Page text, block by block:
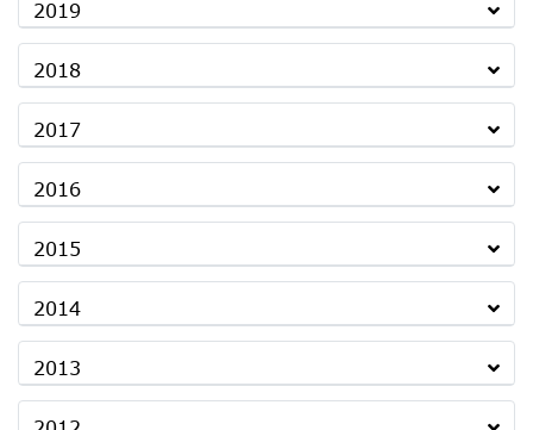
2019
2018
2017
2016
2015
2014
2013